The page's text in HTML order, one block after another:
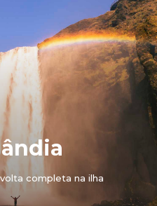
completa na ilha